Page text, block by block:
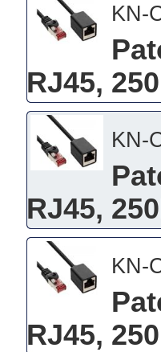
KN-
RJ45,
KN-
RJ45,
KN-
RJ45,